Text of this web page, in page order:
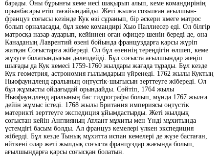
барады. Оны бұрынғы кеме иесі шақырып алып, кеме командирінің
орынбасары етіп тағайындайды. Жеті жылға созылған ағылшын-
француз соғысы кезінде Кук өзі сұранып, бір әскери кмеге матрос
болып орналасады, бұл кеме командирі Хью Паллиесер еді. Ол білгір
матросқа назар аударып, кейіннен оған офицер шенін береді де, она
Канаданың Лаврентий өзені бойында француздарға қарсы жүріп
жатқан Соғыстарға жібереді. Ол бұл өзеннің тереңдігін өлшеп, кеме
жүзуге болатындығын дәлелдейді. Бұл соғыста ағылшындар жеңіп
шығады да Кук кемесі 1759-1760 жылдары жағада тұрады. Бұл кезде
Кук геометрия, астрономия ғылымдарын үйренеді. 1762 жылы Куктың
Ньюфаундленд аралының оңтүстік-шығысын зерттеуге жібереді. Ол
бұл жұмысты ойдағыдай орындайды. Сөйтіп, 1764 жылы
Ньюфаундленд аралының бас гидрографы болып, мұнда 1767 жылға
дейін жұмыс істеді. 1768 жылы Британия империясы оңтүстік
материкті зерттеуге экспедиция ұйымдастырды. Жеті жылдық
соғыстан кейін Англияның Атлант мұхиты мен Үнді мұхитында
үстемдігі басым болды. Ал француз кемелері үлкен экспедиция
жіберді. Бұл кезде Тынық мұхитта испан кемелері де жүзе бастаған,
өйткені олар жеті жылдық соғыста француздар жағында болып,
ағылшындарға қарсы соғысқан болатын.